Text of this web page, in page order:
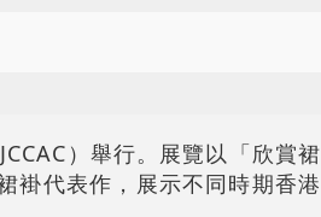
）舉行。展覽以「欣賞裙
褂代表作，展示不同時期香港